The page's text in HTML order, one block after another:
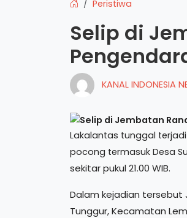
Peristiwa
Selip di
KANAL INDONESIA
Lakalantas tunggal
pocong termasuk Desa
sekitar pukul 21.00 WIB.
Dalam kejadian tersebut
Tunggur, Kecamatan